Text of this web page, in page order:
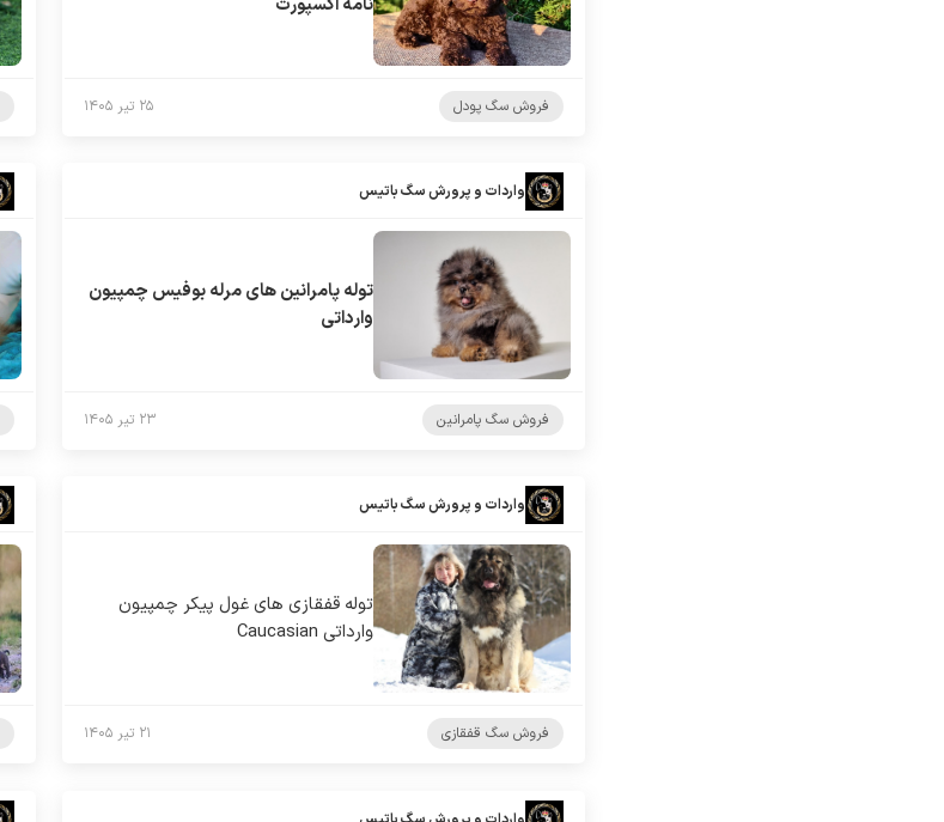
فروش سگ پودل ۲۵ تیر ۱۴۰۵
واردات و پرورش سگ باتیس
توله پامرانین های مرله بوفیس چمپیون
وارداتی
فروش سگ پامرانین ۲۳ تیر ۱۴۰۵
واردات و پرورش سگ باتیس
توله قفقازی های غول پیکر چمپیون
وارداتی Caucasian
فروش سگ قفقازی ۲۱ تیر ۱۴۰۵